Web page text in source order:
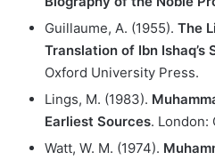
Guillaume, A. (1955). The
Translation of Ibn Ishaq’s
Oxford University Press.
Lings, M. (1983).
Earliest Sources. London:
Watt, W. M. (1974).